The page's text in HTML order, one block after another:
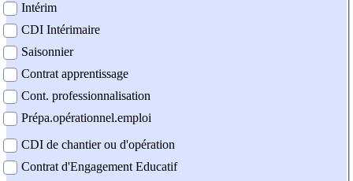
Intérim
CDI Intérimaire
Saisonnier
Contrat apprentissage
Cont. professionnalisation
Prépa.opérationnel.emploi
CDI de chantier ou d'opération
Contrat d'Engagement Educatif